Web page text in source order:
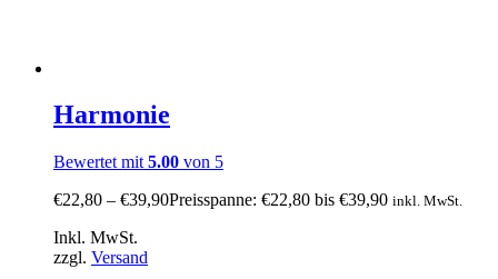
Harmonie
Bewertet mit 5.00 von 5
€22,80 – €39,90Preisspanne: €22,80 bis €39,90 inkl. MwSt.
Inkl. MwSt.
zzgl. Versand